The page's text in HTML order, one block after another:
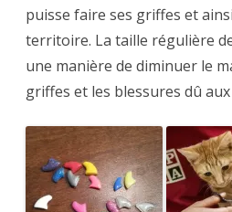
puisse faire ses griffes et
territoire. La taille régulière
une manière de diminuer le
griffes et les blessures dû